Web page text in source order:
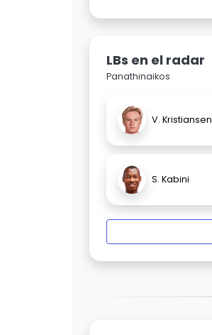
LBs en el radar
Panathinaikos
V. Kristiansen
S. Kabini